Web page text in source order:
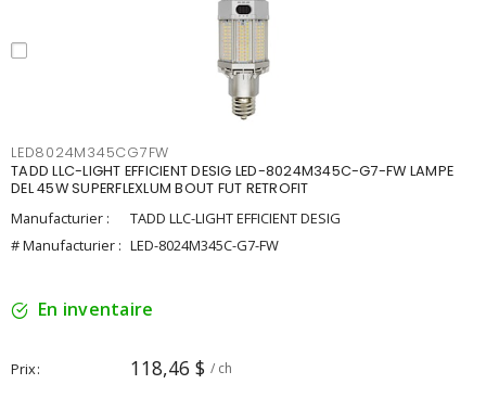
LED8024M345CG7FW
TADD LLC-LIGHT EFFICIENT DESIG LED-8024M345C-G7-FW LAMPE
DEL 45W SUPERFLEXLUM BOUT FUT RETROFIT
Manufacturier :
TADD LLC-LIGHT EFFICIENT DESIG
# Manufacturier : LED-8024M345C-G7-FW
En inventaire
Prix 118,46 $ / ch